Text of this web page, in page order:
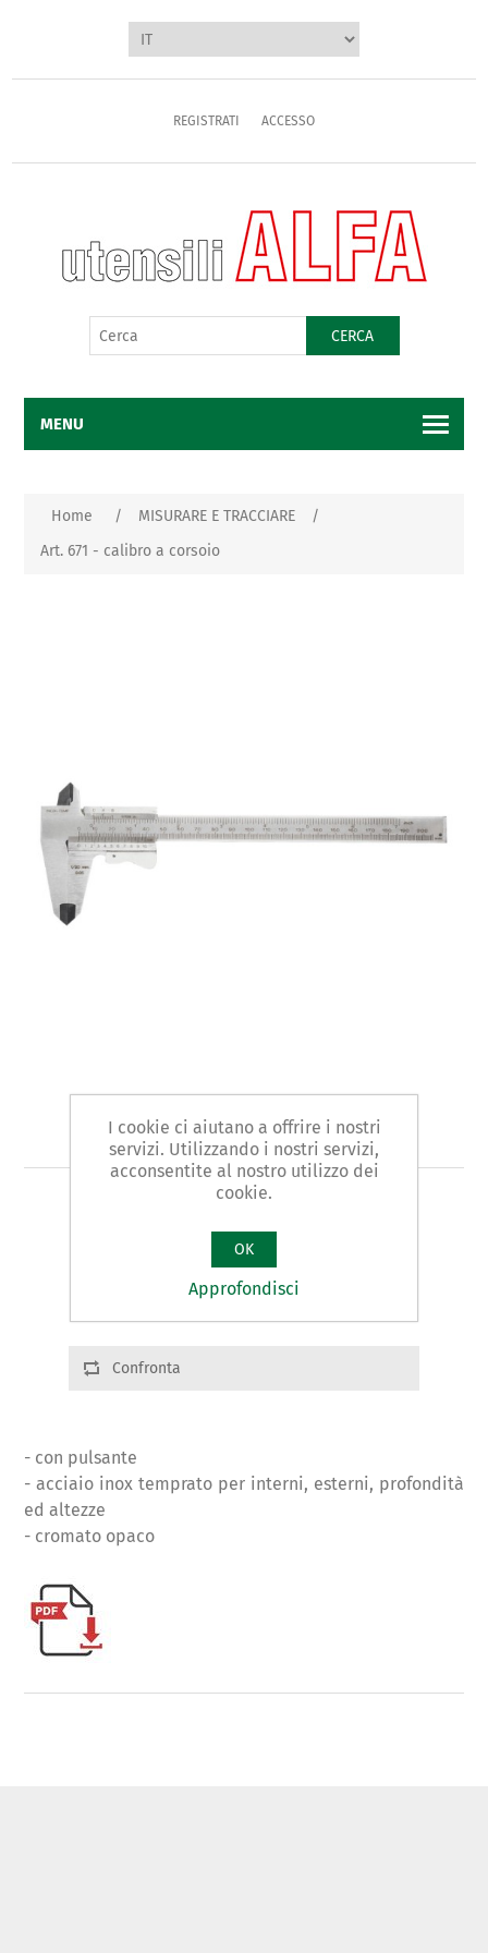
REGISTRATI ACCESSO
CERCA
MENU
Home / MISURARE E TRACCIARE
/
Art. 671 - calibro a corsoio
Art. 671 - calibro a corsoio
Varianti prodotto
Cod.: 67101 | mm:150 | mm:45 | g.160
Confronta
- con pulsante
- acciaio inox temprato per interni, esterni, profondità
ed altezze
- cromato opaco
I cookie ci aiutano a offrire i nostri
servizi. Utilizzando i nostri servizi,
acconsentite al nostro utilizzo dei
cookie.
OK
Approfondisci